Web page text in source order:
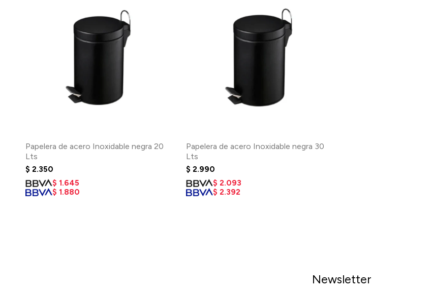
Papelera de acero Inoxidable negra 20
Lts
$ 2.350
$ 1.645
$ 1.880
Papelera de acero Inoxidable negra 30
Lts
$ 2.990
$ 2.093
$ 2.392
Newsletter